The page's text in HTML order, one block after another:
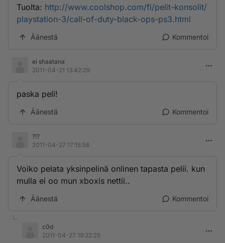
Tuolta: http://www.coolshop.com/fi/pelit-konsolit/
playstation-3/call-of-duty-black-ops-ps3.html
Äänestä Kommentoi
ei shaatana
2011-04-21 13:42:29
paska peli!
Äänestä Kommentoi
?!?
2011-04-27 17:15:56
Voiko pelata yksinpelinä onlinen tapasta pelii. kun
mulla ei oo mun xboxis nettii..
Äänestä Kommentoi
c0d
2011-04-27 19:22:25